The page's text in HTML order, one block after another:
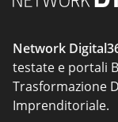
Network
testate e portali
Trasformazione
Imprenditoriale.